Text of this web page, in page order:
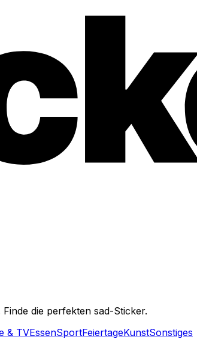
die perfekten sad-Sticker.
& TVEssenSportFeiertageKunstSonstiges